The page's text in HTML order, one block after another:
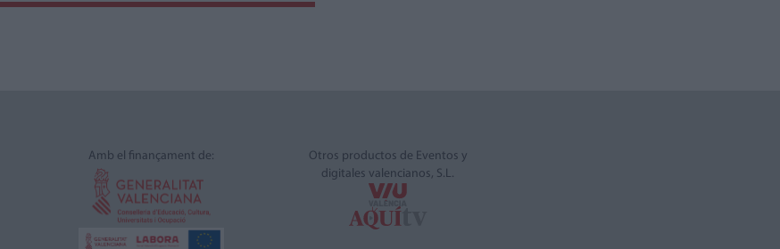
Amb el finançament de:
Otros productos de Eventos y
digitales valencianos, S.L.